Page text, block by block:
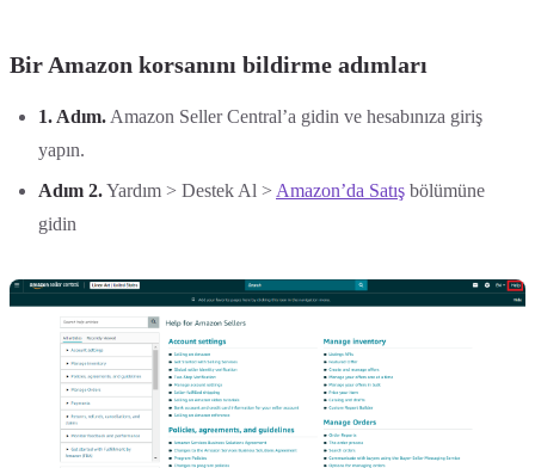
Bir Amazon korsanını bildirme adımları
1. Adım. Amazon Seller Central’a gidin ve hesabınıza giriş
yapın.
Adım 2.Yardım > Destek Al > Amazon’da Satış bölümüne
gidin